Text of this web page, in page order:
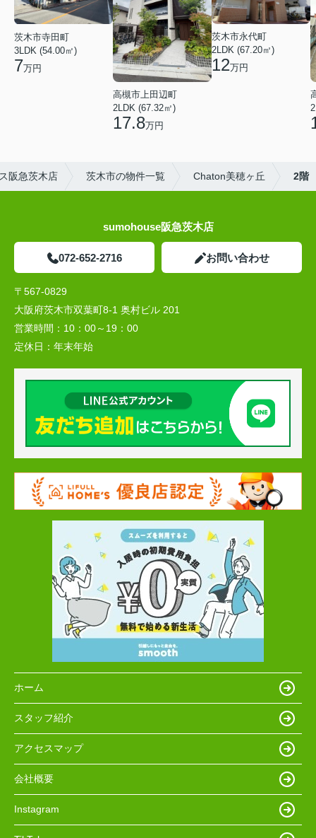
茨木市寺田町
3LDK (54.00㎡)
7万円
高槻市上田辺町
2LDK (67.32㎡)
17.8万円
茨木市永代町
2LDK (67.20㎡)
12万円
阪急茨木店 茨木市の物件一覧 Chaton美穂ヶ丘 2階
sumohouse阪急茨木店
072-652-2716 お問い合わせ
〒567-0829
大阪府茨木市双葉町8-1 奥村ビル 201
営業時間： 10：00～19：00
定休日： 年末年始
ホーム
スタッフ紹介
アクセスマップ
会社概要
Instagram